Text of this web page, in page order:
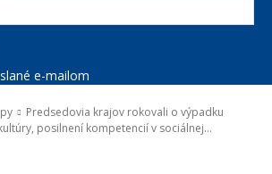
e-mailom
Predsedovia krajov rokovali o výpadku
posilnení kompetencií v sociálnej...